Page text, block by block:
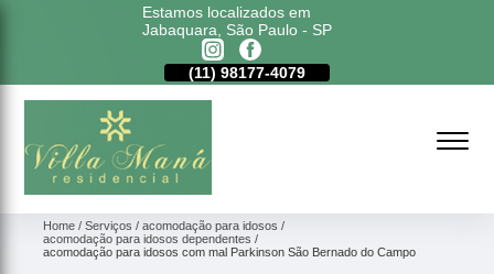
Estamos localizados em
Jabaquara, São Paulo - SP
(11)98177-4079
Home Serviços
acomodação para idosos
acomodação para idosos dependentes
acomodação para idosos com mal Parkinson São Bernado do Campo